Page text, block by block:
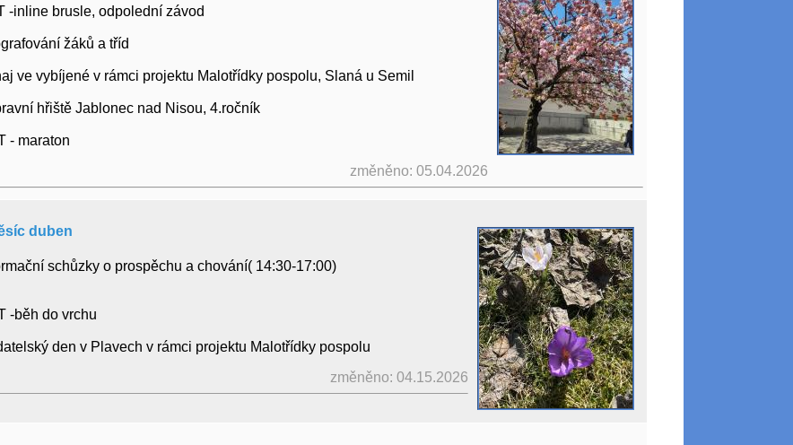
-inline brusle, odpolední závod
žáků a tříd
ve vybíjené v rámci projektu Malotřídky pospolu, Slaná u Semil
hřiště Jablonec nad Nisou, 4.ročník
- maraton
změněno: 05.04.2026
duben
schůzky o prospěchu a chování( 14:30-17:00)
-běh do vrchu
den v Plavech v rámci projektu Malotřídky pospolu
změněno: 04.15.2026